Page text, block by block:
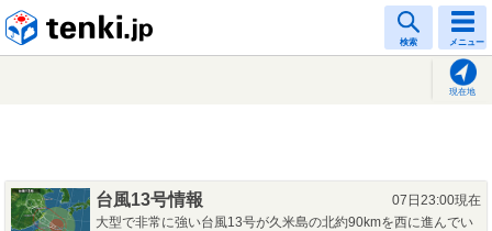
検索 メニュー
現在地
台風13号情報
07日23:00現在
大型で非常に強い台風13号が久米島の北約90kmを西に進んでい